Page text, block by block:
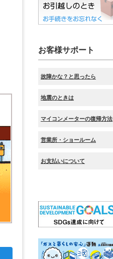
お客様サポート
故障かな？と思ったら
地震のときは
マイコンメーターの復帰方法
営業所・ショールーム
お支払いについて